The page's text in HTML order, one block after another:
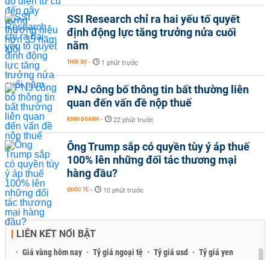
SSI Research chỉ ra hai yếu tố quyết
định động lực tăng trưởng nửa cuối
năm
THỜI SỰ - 1 phút trước
PNJ công bố thông tin bất thường liên
quan đến vấn đề nộp thuế
KINH DOANH - 22 phút trước
Ông Trump sắp có quyền tùy ý áp thuế
100% lên những đối tác thương mại
hàng đầu?
QUỐC TẾ - 10 phút trước
LIÊN KẾT NỔI BẬT
Giá vàng hôm nay Tỷ giá ngoại tệ Tỷ giá usd Tỷ giá yen